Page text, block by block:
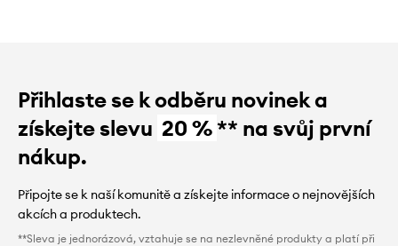
Přihlaste se k odběru novinek a
získejte slevu 20 %** na svůj první
nákup.
Připojte se k naší komunitě a získejte informace o nejnovějších
akcích a produktech.
**Sleva je jednorázová, vztahuje se na nezlevněné produkty a platí při